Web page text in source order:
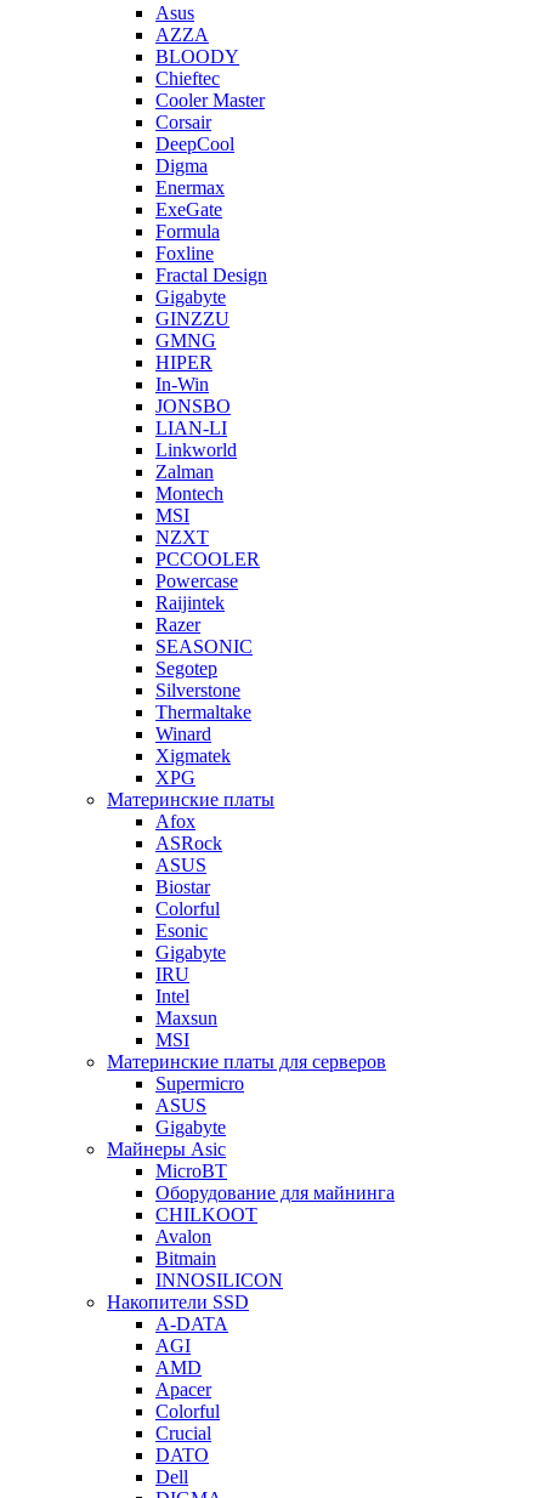
Asus
AZZA
BLOODY
Chieftec
Cooler Master
Corsair
DeepCool
Digma
Enermax
ExeGate
Formula
Foxline
Fractal Design
Gigabyte
GINZZU
GMNG
HIPER
In-Win
JONSBO
LIAN-LI
Linkworld
Zalman
Montech
MSI
NZXT
PCCOOLER
Powercase
Raijintek
Razer
SEASONIC
Segotep
Silverstone
Thermaltake
Winard
Xigmatek
XPG
Материнские платы
Afox
ASRock
ASUS
Biostar
Colorful
Esonic
Gigabyte
IRU
Intel
Maxsun
MSI
Материнские платы для серверов
Supermicro
ASUS
Gigabyte
Майнеры Asic
MicroBT
Оборудование для майнинга
CHILKOOT
Avalon
Bitmain
INNOSILICON
Накопители SSD
A-DATA
AGI
AMD
Apacer
Colorful
Crucial
DATO
Dell